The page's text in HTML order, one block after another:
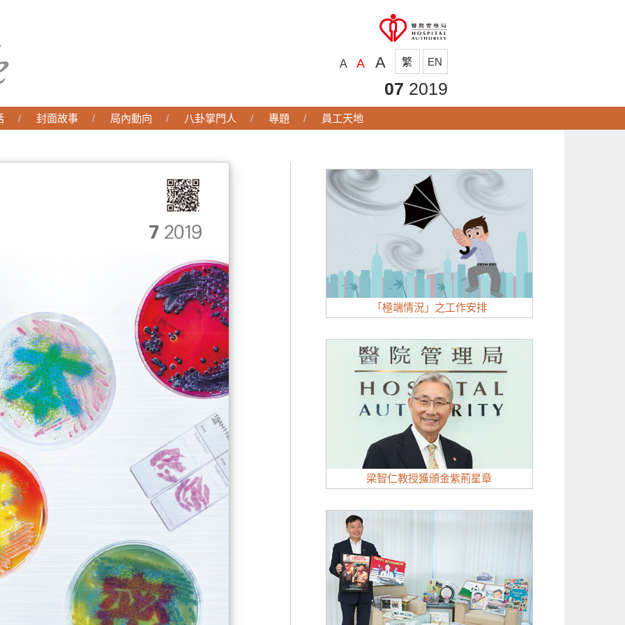
A A A 繁 EN
07 2019
封面故事 局內動向 八卦掌門人 專題 員工天地
「極端情況」之工作安排
梁智仁教授獲頒金紫荊星章